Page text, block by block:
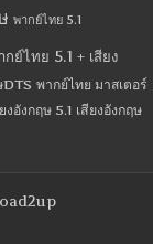
พากย์ไทย 5.1
กย์ไทย 5.1 + เสียง
DTS พากย์ไทย มาสเตอร์
งอังกฤษ 5.1 เสียงอังกฤษ